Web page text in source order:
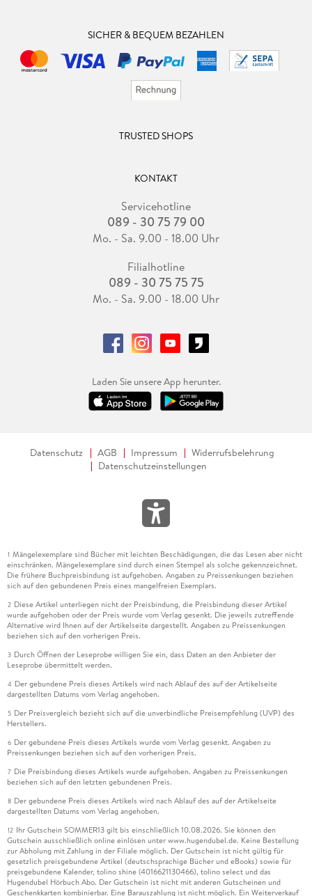
SICHER & BEQUEM BEZAHLEN
TRUSTED SHOPS
KONTAKT
Servicehotline
089 - 30 75 79 00
Mo. - Sa. 9.00 - 18.00 Uhr
Filialhotline
089 - 30 75 75 75
Mo. - Sa. 9.00 - 18.00 Uhr
Laden Sie unsere App herunter.
Datenschutz AGB Impressum
Widerrufsbelehrung
Datenschutzeinstellungen
1 Mängelexemplare sind Bücher mit leichten Beschädigungen, die das Lesen aber nicht
einschränken. Mängelexemplare sind durch einen Stempel als solche gekennzeichnet.
Die frühere Buchpreisbindung ist aufgehoben. Angaben zu Preissenkungen beziehen
sich auf den gebundenen Preis eines mangelfreien Exemplars.
2 Diese Artikel unterliegen nicht der Preisbindung, die Preisbindung dieser Artikel
wurde aufgehoben oder der Preis wurde vom Verlag gesenkt. Die jeweils zutreffende
Alternative wird Ihnen auf der Artikelseite dargestellt. Angaben zu Preissenkungen
beziehen sich auf den vorherigen Preis.
3 Durch Öffnen der Leseprobe willigen Sie ein, dass Daten an den Anbieter der
Leseprobe übermittelt werden.
4 Der gebundene Preis dieses Artikels wird nach Ablauf des auf der Artikelseite
dargestellten Datums vom Verlag angehoben.
5 Der Preisvergleich bezieht sich auf die unverbindliche Preisempfehlung (UVP) des
Herstellers.
6 Der gebundene Preis dieses Artikels wurde vom Verlag gesenkt. Angaben zu
Preissenkungen beziehen sich auf den vorherigen Preis.
7 Die Preisbindung dieses Artikels wurde aufgehoben. Angaben zu Preissenkungen
beziehen sich auf den letzten gebundenen Preis.
8 Der gebundene Preis dieses Artikels wird nach Ablauf des auf der Artikelseite
dargestellten Datums vom Verlag angehoben.
12 Ihr Gutschein SOMMER13 gilt bis einschließlich 10.08.2026. Sie können den
Gutschein ausschließlich online einlösen unter www.hugendubel.de. Keine Bestellung
zur Abholung mit Zahlung in der Filiale möglich. Der Gutschein ist nicht gültig für
gesetzlich preisgebundene Artikel (deutschsprachige Bücher und eBooks) sowie für
preisgebundene Kalender, tolino shine (4016621130466), tolino select und das
Hugendubel Hörbuch Abo. Der Gutschein ist nicht mit anderen Gutscheinen und
Geschenkkarten kombinierbar. Eine Barauszahlung ist nicht möglich. Ein Weiterverkauf